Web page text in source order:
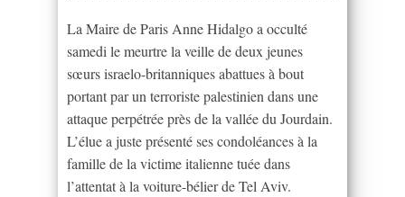
La Maire de Paris Anne Hidalgo a occulté
samedi le meurtre la veille de deux jeunes
sœurs israelo-britanniques abattues à bout
portant par un terroriste palestinien dans une
attaque perpétrée près de la vallée du Jourdain.
L’élue a juste présenté ses condoléances à la
famille de la victime italienne tuée dans
l’attentat à la voiture-bélier de Tel Aviv.